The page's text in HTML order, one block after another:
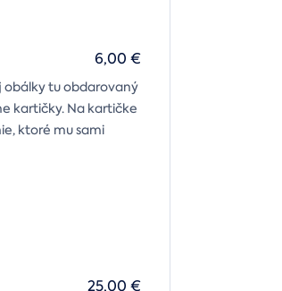
obálky tu obdarovaný
kartičky. Na kartičke
ktoré mu sami
6,00 €
25,00 €